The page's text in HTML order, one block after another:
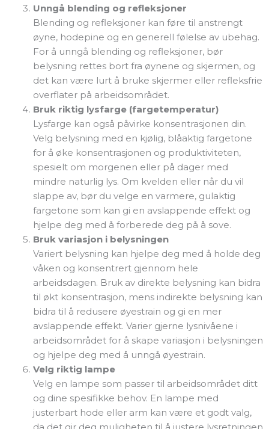
Unngå blending og refleksjoner
Blending og refleksjoner kan føre til anstrengt
øyne, hodepine og en generell følelse av ubehag.
For å unngå blending og refleksjoner, bør
belysning rettes bort fra øynene og skjermen, og
det kan være lurt å bruke skjermer eller refleksfrie
overflater på arbeidsområdet.
Bruk riktig lysfarge (fargetemperatur)
Lysfarge kan også påvirke konsentrasjonen din.
Velg belysning med en kjølig, blåaktig fargetone
for å øke konsentrasjonen og produktiviteten,
spesielt om morgenen eller på dager med
mindre naturlig lys. Om kvelden eller når du vil
slappe av, bør du velge en varmere, gulaktig
fargetone som kan gi en avslappende effekt og
hjelpe deg med å forberede deg på å sove.
Bruk variasjon i belysningen
Variert belysning kan hjelpe deg med å holde deg
våken og konsentrert gjennom hele
arbeidsdagen. Bruk av direkte belysning kan bidra
til økt konsentrasjon, mens indirekte belysning kan
bidra til å redusere øyestrain og gi en mer
avslappende effekt. Varier gjerne lysnivåene i
arbeidsområdet for å skape variasjon i belysningen
og hjelpe deg med å unngå øyestrain.
Velg riktig lampe
Velg en lampe som passer til arbeidsområdet ditt
og dine spesifikke behov. En lampe med
justerbart hode eller arm kan være et godt valg,
da det gir deg muligheten til å justere lysretningen